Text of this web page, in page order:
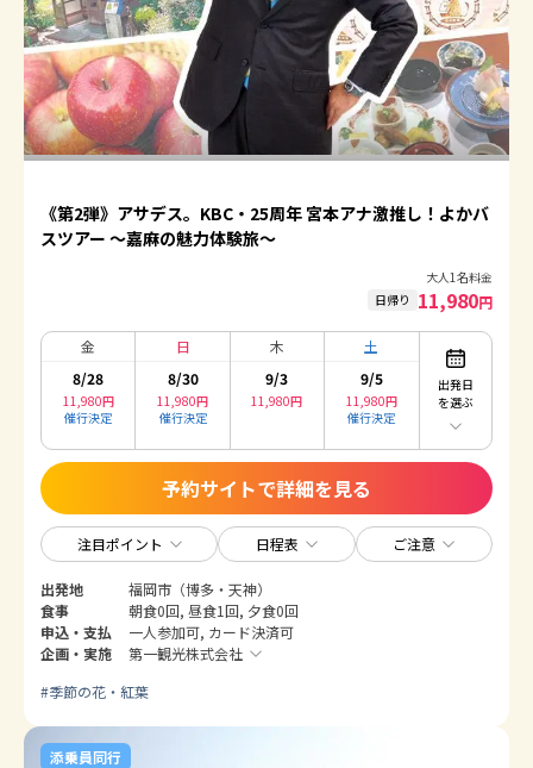
《第2弾》アサデス。KBC・25周年 宮本アナ激推し！よかバ
スツアー ～嘉麻の魅力体験旅～
大人1名料金
日帰り 11,980円
金
8/28
11,980円
催行決定
日
8/30
11,980円
催行決定
木
9/3
11,980円
土
9/5
11,980円
催行決定
出発日
を選ぶ
予約サイトで詳細を見る
注目ポイント 日程表 ご注意
出発地
福岡市（博多・天神）
食事
朝食0回, 昼食1回, 夕食0回
申込・支払
一人参加可, カード決済可
企画・実施
第一観光株式会社
#季節の花・紅葉
添乗員同行